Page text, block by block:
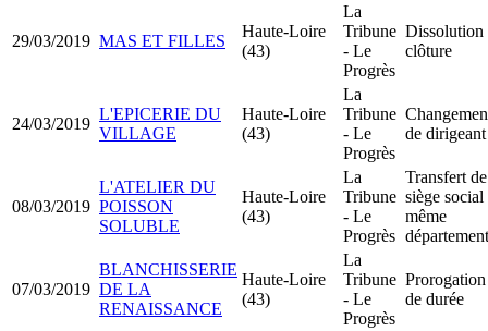
29/03/2019 MAS ET FILLES
Haute-Loire
(43)
La
Tribune
- Le
Progrès
Dissolution
clôture
24/03/2019
L'EPICERIE DU
VILLAGE
Haute-Loire
(43)
La
Tribune
- Le
Progrès
de dirigeant
08/03/2019
L'ATELIER DU
POISSON
SOLUBLE
Haute-Loire
(43)
La
Tribune
- Le
Progrès
Transfert de
siège social
même
département
07/03/2019
BLANCHISSERIE
DE LA
RENAISSANCE
Haute-Loire
(43)
La
Tribune
- Le
Progrès
Prorogation
de durée